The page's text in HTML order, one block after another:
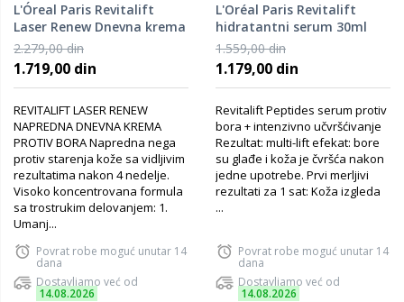
L'Óreal Paris Revitalift
Laser Renew Dnevna krema
protiv bora 50 ml
2.279,00 din
1.719,00 din
REVITALIFT LASER RENEW
NAPREDNA DNEVNA KREMA
PROTIV BORA Napredna nega
protiv starenja kože sa vidljivim
rezultatima nakon 4 nedelje.
Visoko koncentrovana formula
sa trostrukim delovanjem: 1.
Umanj...
Povrat robe moguć unutar 14
dana
Dostavljamo već od
14.08.2026
L'Oréal Paris Revitalift
hidratantni serum 30ml
1.559,00 din
1.179,00 din
Revitalift Peptides serum protiv
bora + intenzivno učvršćivanje​
Rezultat: ​multi-lift efekat: bore
su glađe i koža je čvršća nakon
jedne upotrebe. ​Prvi merljivi
rezultati za 1 sat:​ Koža izgleda
...
Povrat robe moguć unutar 14
dana
Dostavljamo već od
14.08.2026